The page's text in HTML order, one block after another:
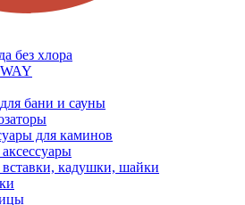
без хлора
бани и сауны
для каминов
кадушки, шайки